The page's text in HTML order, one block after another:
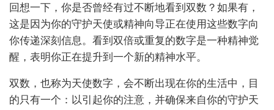
​​回想一下，你是否曾经有过不断地看到双数？如果有，
这是因为你的守护天使或精神向导正在使用这些数字向
你传递深刻信息。看到双倍或重复的数字是一种精神觉
醒，表明你正在提升到一个新的精神水平。
双数，也称为天使数字，会不断出现在你的生活中，目
的只有一个：以引起你的注意，并确保来自你的守护天